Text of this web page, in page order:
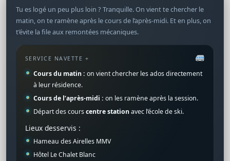
Tu es logé un peu plus loin ? Tranquille. On vient te chercher le
matin, on te ramène après le cours de l’après-midi. Et en plus, on
t’évite la file aux remontées mécaniques.
SERVICE NAVETTE +
Cours du matin : on vient chercher les ados directement
à leur résidence.
Cours de l’après-midi : on les ramène après la session.
Départ des courscentre stationavec l’école de ski.
Lieux desservis :
Hameau des Airelles MMV
Hôtel Le Chalet Blanc